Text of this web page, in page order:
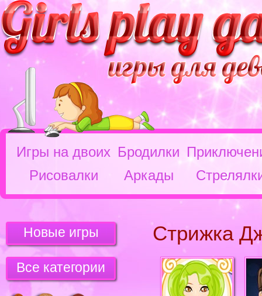
Игры на двоих Бродилки
Рисовалки
Аркады
Стрижка
Новые игры
Все категории